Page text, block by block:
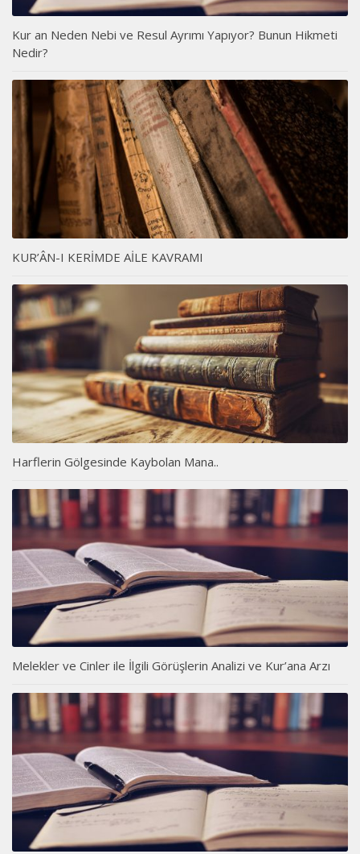
Kur an Neden Nebi ve Resul Ayrımı Yapıyor? Bunun Hikmeti
Nedir?
KUR’ÂN-I KERİMDE AİLE KAVRAMI
Harflerin Gölgesinde Kaybolan Mana..
Melekler ve Cinler ile İlgili Görüşlerin Analizi ve Kur’ana Arzı